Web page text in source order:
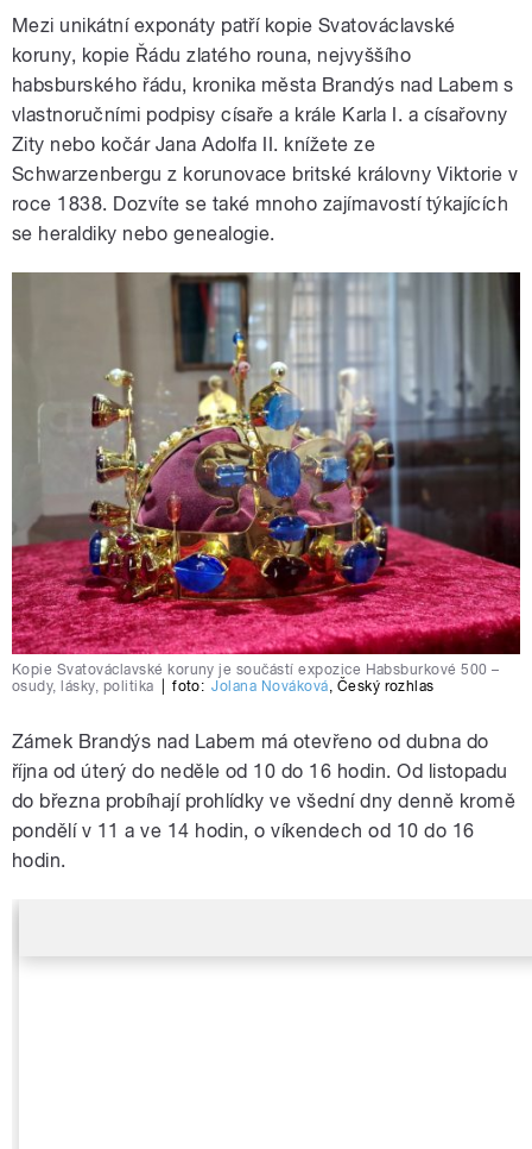
Mezi unikátní exponáty patří kopie Svatováclavské
koruny, kopie Řádu zlatého rouna, nejvyššího
habsburského řádu, kronika města Brandýs nad Labem s
vlastnoručními podpisy císaře a krále Karla I. a císařovny
Zity nebo kočár Jana Adolfa II. knížete ze
Schwarzenbergu z korunovace britské královny Viktorie v
roce 1838. Dozvíte se také mnoho zajímavostí týkajících
se heraldiky nebo genealogie.
Kopie Svatováclavské koruny je součástí expozice Habsburkové 500 –
osudy, lásky, politika
foto: Jolana Nováková, Český rozhlas
Zámek Brandýs nad Labem má otevřeno od dubna do
října od úterý do neděle od 10 do 16 hodin. Od listopadu
do března probíhají prohlídky ve všední dny denně kromě
pondělí v 11 a ve 14 hodin, o víkendech od 10 do 16
hodin.